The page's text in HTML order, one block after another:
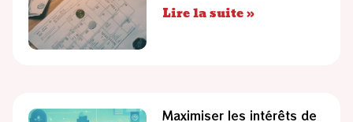
Lire la suite »
Maximiser les intérêts de